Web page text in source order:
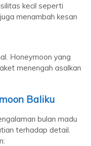
kecil seperti
menambah kesan
Honeymoon yang
menengah asalkan
Baliku
bulan madu
terhadap detail.